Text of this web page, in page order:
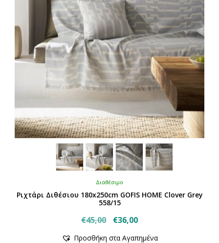
Διαθέσιμο
Ριχτάρι Διθέσιου 180x250cm GOFIS HOME Clover Grey
558/15
€45,00
Original
€36,00Η
Προσθήκη στα Αγαπημένα